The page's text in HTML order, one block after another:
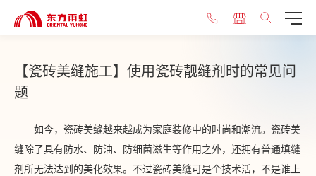
【瓷砖美缝施工】使用瓷砖靓缝剂时的常见问
题
如今，瓷砖美缝越来越成为家庭装修中的时尚和潮流。瓷砖美
缝除了具有防水、防油、防细菌滋生等作用之外，还拥有普通填缝
剂所无法达到的美化效果。不过瓷砖美缝可是个技术活，不是谁上